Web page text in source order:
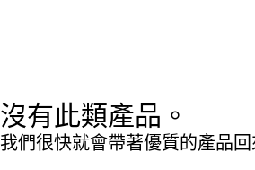
沒有此類產品。
我們很快就會帶著優質的產品